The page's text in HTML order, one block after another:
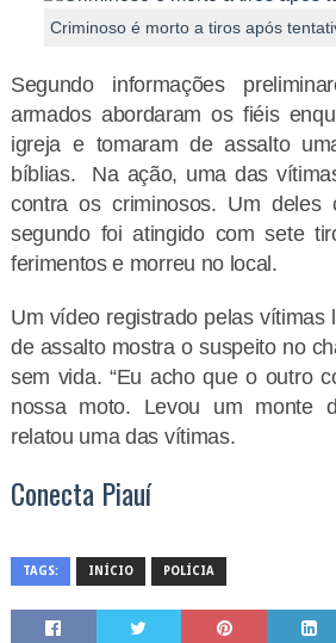
Criminoso é morto a tiros após
Segundo informações
armados abordaram os fiéis
igreja e tomaram de assalto
bíblias. Na ação, uma das
contra os criminosos. Um deles
segundo foi atingido com sete
ferimentos e morreu no local.
Um vídeo registrado pelas vítimas
de assalto mostra o suspeito no
sem vida. “Eu acho que o outro
nossa moto. Levou um monte
relatou uma das vítimas.
Conecta Piauí
TAGS: INÍCIO POLÍCIA